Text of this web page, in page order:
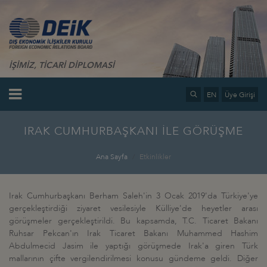
İŞİMİZ, TİCARİ DİPLOMASİ
EN Üye Girişi
IRAK CUMHURBAŞKANI İLE GÖRÜŞME
Ana Sayfa Etkinlikler
Irak Cumhurbaşkanı Berham Saleh'in 3 Ocak 2019'da Türkiye'ye
gerçekleştirdiği ziyaret vesilesiyle Külliye'de heyetler arası
görüşmeler gerçekleştirildi. Bu kapsamda, T.C. Ticaret Bakanı
Ruhsar Pekcan'ın Irak Ticaret Bakanı Muhammed Hashim
Abdulmecid Jasim ile yaptığı görüşmede Irak'a giren Türk
mallarının çifte vergilendirilmesi konusu gündeme geldi. Diğer